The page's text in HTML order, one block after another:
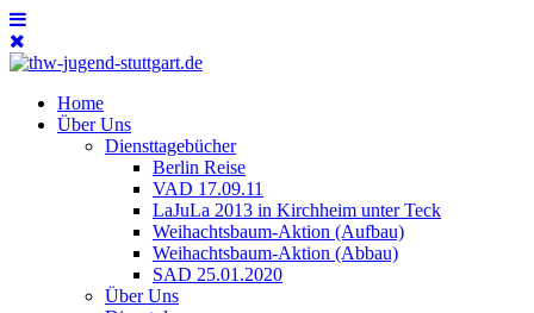
Home
Über Uns
Diensttagebücher
Berlin Reise
VAD 17.09.11
LaJuLa 2013 in Kirchheim unter Teck
Weihachtsbaum-Aktion (Aufbau)
Weihachtsbaum-Aktion (Abbau)
SAD 25.01.2020
Über Uns